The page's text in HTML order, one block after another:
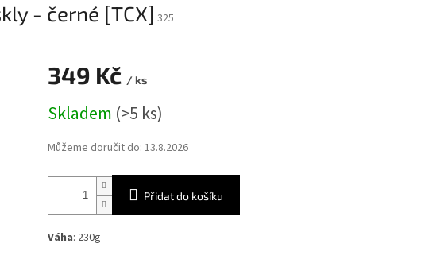
- černé [TCX] 325
349 Kč / ks
cena:
Skladem (>5 ks)
Můžeme doručit do: 13.8.2026
Přidat do košíku
Váha: 230g